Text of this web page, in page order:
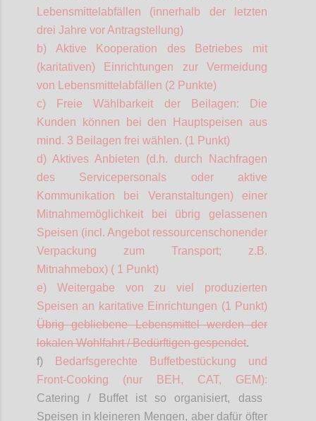
Lebensmittelabfällen (innerhalb der letzten
drei Jahre vor Antragstellung)
b) Aktive Kooperation des Betriebes mit
(karitativen) Einrichtungen zur Vermeidung
von Lebensmittelabfällen (2 Punkte)
c) Freie Wählbarkeit der Beilagen: Die
Kunden können bei den Hauptspeisen aus
mind. 3 Beilagen frei wählen. (1 Punkt)
d) Aktives Anbieten (d.h. durch Nachfragen
des Servicepersonals oder aktive
Kommunikation bei Veranstaltungen) einer
Mitnahmemöglichkeit bei übrig gelassenen
Speisen (incl. Angebot ressourcenschonender
Verpackung zum Transport; z.B.
Mitnahmebox) ( 1 Punkt)
e) Weitergabe von zu viel produzierten
Speisen an karitative Einrichtungen (1 Punkt)
Übrig gebliebene Lebensmittel werden der
lokalen Wohlfahrt / Bedürftigen gespendet.
f)
Bedarfsgerechte Buffetbestückung und
Front-Cooking (nur BEH, CAT, GEM):
Catering / Buffet ist so organisiert, dass
Speisen in kleineren Mengen, aber dafür öfter